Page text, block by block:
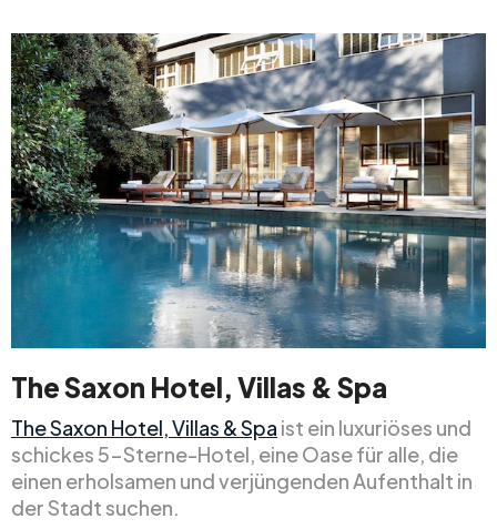
The Saxon Hotel, Villas & Spa
The Saxon Hotel, Villas & Spa ist ein luxuriöses und
schickes 5-Sterne-Hotel, eine Oase für alle, die
einen erholsamen und verjüngenden Aufenthalt in
der Stadt suchen.